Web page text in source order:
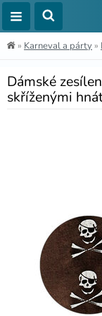
» Karneval a párty »
Dámské
skříženými